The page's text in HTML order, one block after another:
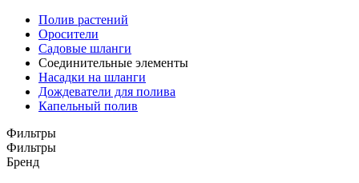
Полив растений
Оросители
Садовые шланги
Соединительные элементы
Насадки на шланги
Дождеватели для полива
Капельный полив
Фильтры
Фильтры
Бренд